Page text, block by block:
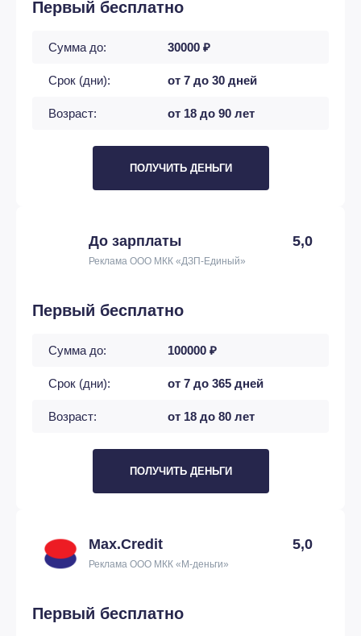
Первый бесплатно
Сумма до: 30000 ₽
Срок (дни): от 7 до 30 дней
Возраст: от 18 до 90 лет
ПОЛУЧИТЬ ДЕНЬГИ
До зарплаты 5,0
Реклама ООО МКК «ДЗП-Единый»
Первый бесплатно
Сумма до: 100000 ₽
Срок (дни): от 7 до 365 дней
Возраст: от 18 до 80 лет
ПОЛУЧИТЬ ДЕНЬГИ
Max.Credit 5,0
Реклама ООО МКК «М-деньги»
Первый бесплатно